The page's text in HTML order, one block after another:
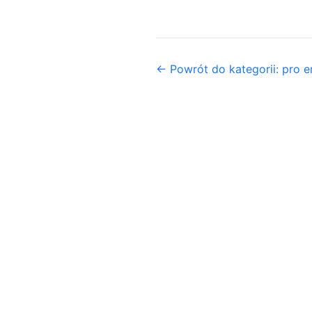
← Powrót do kategorii: pro